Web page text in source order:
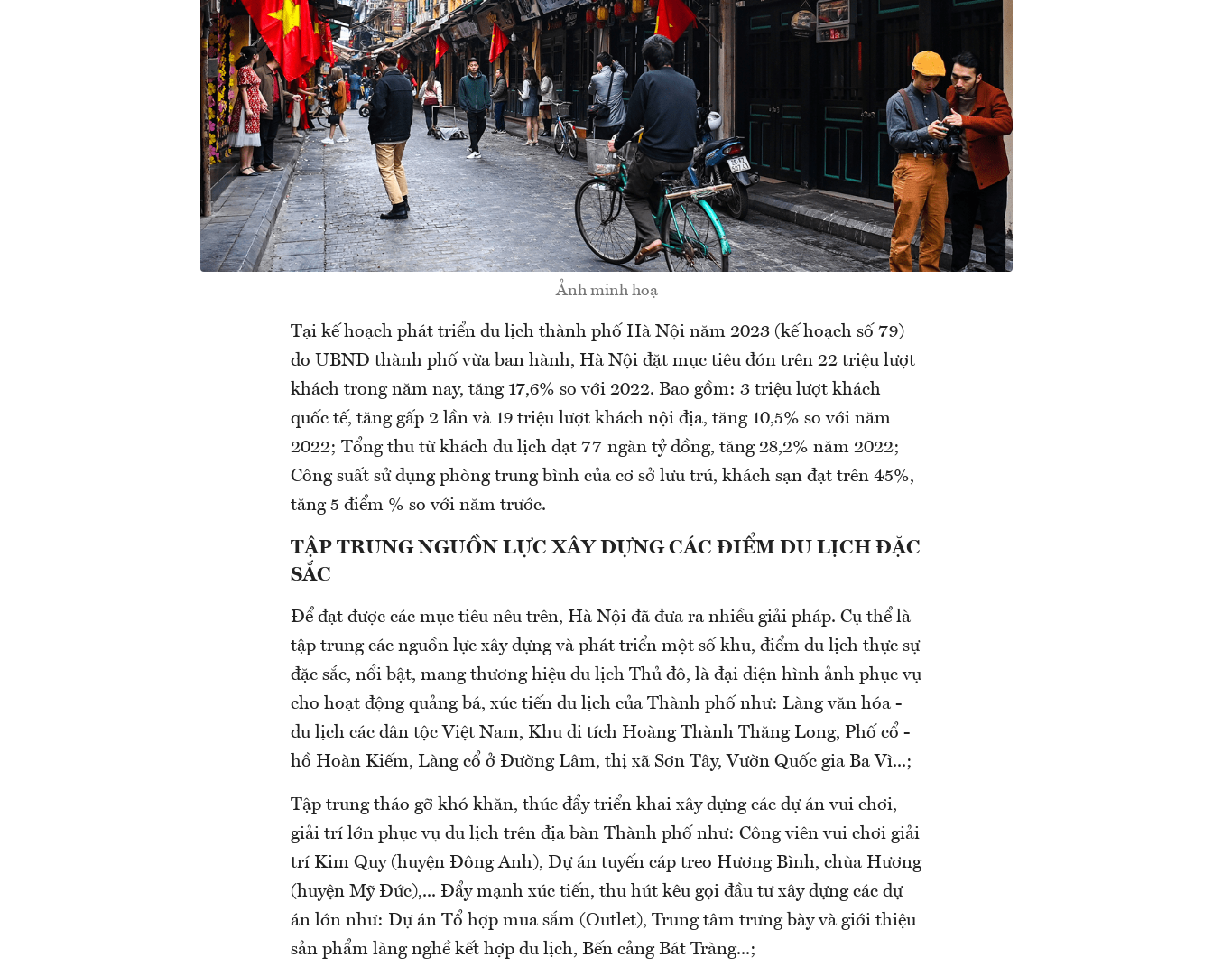
Ảnh minh hoạ
Tại kế hoạch phát triển du lịch thành phố Hà Nội năm 2023 (kế hoạch số 79)
do UBND thành phố vừa ban hành, Hà Nội đặt mục tiêu đón trên 22 triệu lượt
khách trong năm nay, tăng 17,6% so với 2022. Bao gồm: 3 triệu lượt khách
quốc tế, tăng gấp 2 lần và 19 triệu lượt khách nội địa, tăng 10,5% so với năm
2022; Tổng thu từ khách du lịch đạt 77 ngàn tỷ đồng, tăng 28,2% năm 2022;
Công suất sử dụng phòng trung bình của cơ sở lưu trú, khách sạn đạt trên 45%,
tăng 5 điểm % so với năm trước.
TẬP TRUNG NGUỒN LỰC XÂY DỰNG CÁC ĐIỂM DU LỊCH ĐẶC
SẮC
Để đạt được các mục tiêu nêu trên, Hà Nội đã đưa ra nhiều giải pháp. Cụ thể là
tập trung các nguồn lực xây dựng và phát triển một số khu, điểm du lịch thực sự
đặc sắc, nổi bật, mang thương hiệu du lịch Thủ đô, là đại diện hình ảnh phục vụ
cho hoạt động quảng bá, xúc tiến du lịch của Thành phố như: Làng văn hóa -
du lịch các dân tộc Việt Nam, Khu di tích Hoàng Thành Thăng Long, Phố cổ -
hồ Hoàn Kiếm, Làng cổ ở Đường Lâm, thị xã Sơn Tây, Vườn Quốc gia Ba Vì...;
Tập trung tháo gỡ khó khăn, thúc đẩy triển khai xây dựng các dự án vui chơi,
giải trí lớn phục vụ du lịch trên địa bàn Thành phố như: Công viên vui chơi giải
trí Kim Quy (huyện Đông Anh), Dự án tuyến cáp treo Hương Bình, chùa Hương
(huyện Mỹ Đức),... Đẩy mạnh xúc tiến, thu hút kêu gọi đầu tư xây dựng các dự
án lớn như: Dự án Tổ hợp mua sắm (Outlet), Trung tâm trưng bày và giới thiệu
sản phẩm làng nghề kết hợp du lịch, Bến cảng Bát Tràng...;